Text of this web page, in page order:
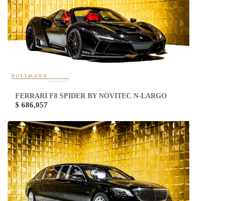
FERRARI F8 SPIDER BY NOVITEC N-LARGO
$ 686,057